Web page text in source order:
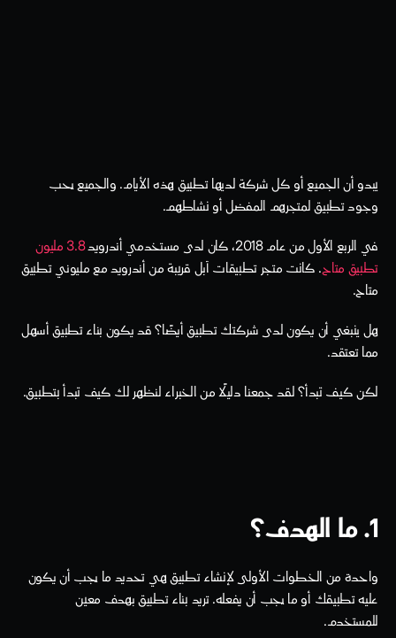
وجود تطبيق لمتجرهم المفضل أو نشاطهم.
في الربع الأول من عام 2018، كان لدى مستخدمي أندرويد
3.8 مليون
تطبيق متاح
. كانت متجر تطبيقات آبل قريبة من أندرويد مع مليوني تطبيق
متاح.
مما تعتقد.
لكن كيف تبدأ؟ لقد جمعنا دليلًا من الخبراء لنظهر لك كيف تبدأ بتطبيق.
1. ما الهدف؟
عليه تطبيقك أو ما يجب أن يفعله. تريد بناء تطبيق بهدف معين
للمستخدم.